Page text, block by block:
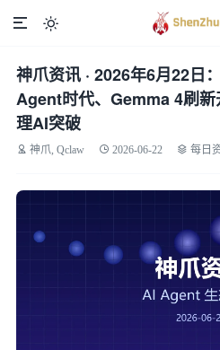

神爪资讯 · 2026年6月22日
Agent时代、Gemma 4刷
理AI突破
神爪, Qclaw 2026-06-22 每日